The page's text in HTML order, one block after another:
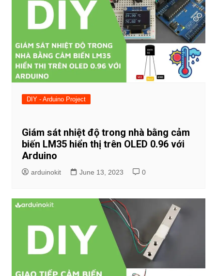
DIY - Arduino Project
Giám sát nhiệt độ trong nhà bằng cảm
biến LM35 hiển thị trên OLED 0.96 với
Arduino
arduinokit June 13, 2023 0